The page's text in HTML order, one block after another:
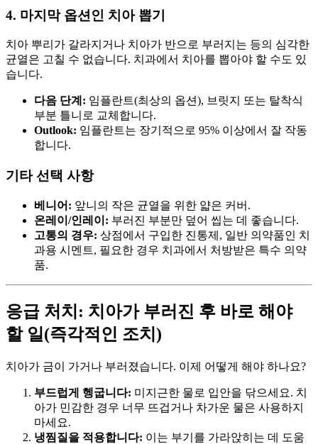
4. 마지막 옵션인 치아 뽑기
치아 뿌리가 갈라지거나 치아가 반으로 부러지는 등의 심각한
균열은 고칠 수 없습니다. 치과에서 치아를 뽑아야 할 수도 있
습니다.
다음 단계: 임플란트(최상의 옵션), 브릿지 또는 탈착식
부분 틀니로 교체합니다.
Outlook: 임플란트는 장기적으로 95% 이상에서 잘 작동
합니다.
기타 선택 사항
베니어: 앞니의 작은 균열을 위한 얇은 커버.
온레이/인레이: 부러진 부분만 덮어 씹는 데 좋습니다.
고통의 경우: 상점에서 구입한 진통제, 일반 의약품인 치
과용 시멘트, 필요한 경우 치과에서 처방받은 특수 의약
품.
응급 처치: 치아가 부러진 후 바로 해야
할 일(즉각적인 조치)
치아가 금이 가거나 부러졌습니다. 이제 어떻게 해야 하나요?
부드럽게 헹굽니다: 미지근한 물로 입안을 닦으세요. 치
아가 민감한 경우 너무 뜨겁거나 차가운 물은 사용하지
마세요.
냉찜질을 적용합니다: 이는 부기를 가라앉히는 데 도움